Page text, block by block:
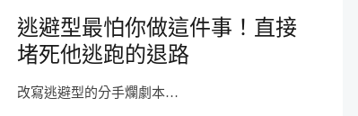
逃避型最怕你做這件事！直接
堵死他逃跑的退路
改寫逃避型的分手爛劇本…